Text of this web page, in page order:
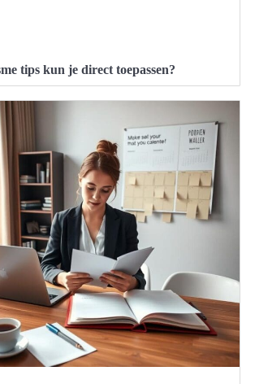
tips kun je direct toepassen?